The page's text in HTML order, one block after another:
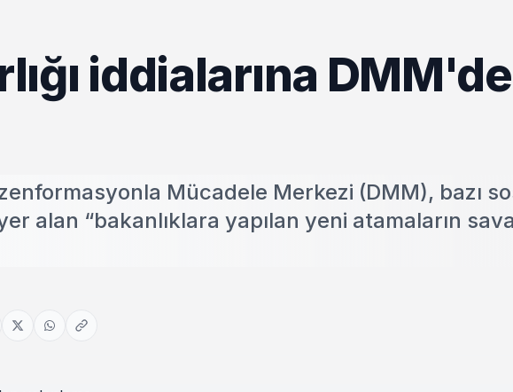
iddialarına
Mücadele Merkezi (DMM), bazı
alan “bakanlıklara yapılan yeni atamaların